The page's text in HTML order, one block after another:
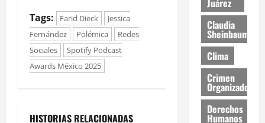
Tags: Farid Dieck
Jessica
Fernández
Polémica
Redes
Sociales
Spotify Podcast
Awards México 2025
HISTORIAS RELACIONADAS
Juárez
Claudia
Sheinbaum
Clima
Crimen
Organizado
Derechos
Humanos